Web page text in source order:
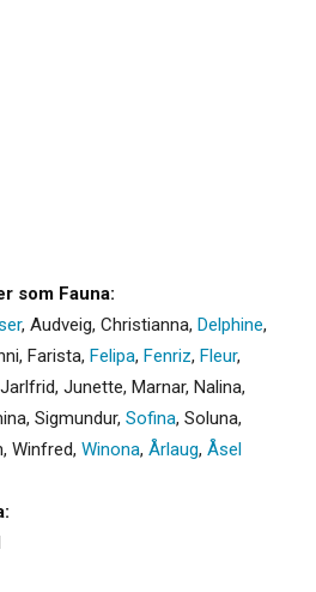
som Fauna:
, Audveig, Christianna, Delphine,
, Farista, Felipa, Fenriz, Fleur,
Jarlfrid, Junette, Marnar, Nalina,
, Sigmundur, Sofina, Soluna,
, Winfred, Winona, Årlaug, Åsel